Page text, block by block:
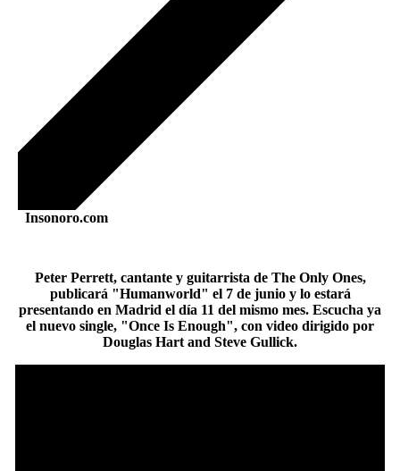
Insonoro.com
Peter Perrett, cantante y guitarrista de The Only Ones,
publicará "Humanworld" el 7 de junio y lo estará
presentando en Madrid el día 11 del mismo mes. Escucha ya
el nuevo single, "Once Is Enough", con video dirigido por
Douglas Hart and Steve Gullick.